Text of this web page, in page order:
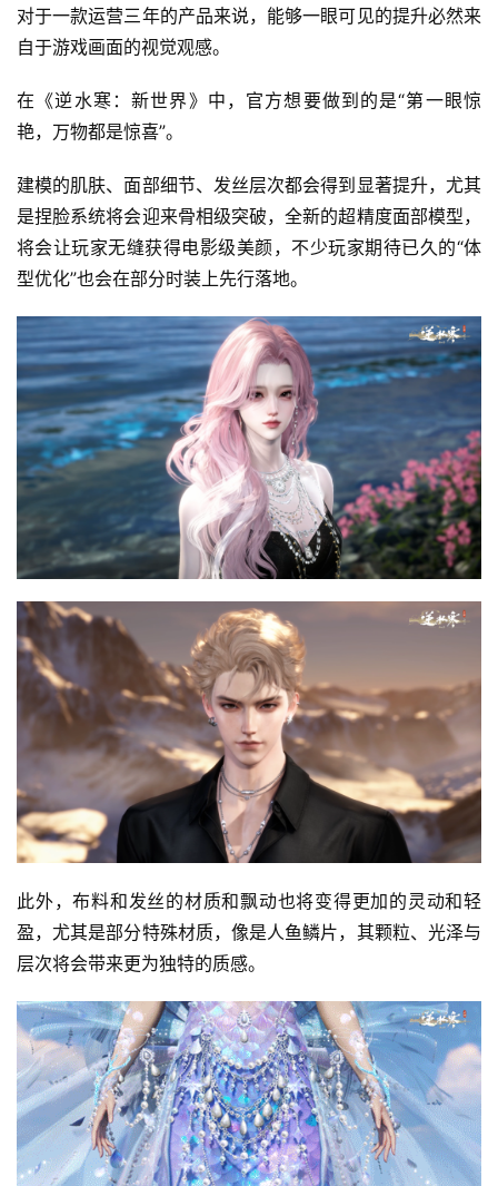
对于一款运营三年的产品来说，能够一眼可见的提升必然来
自于游戏画面的视觉观感。
在《逆水寒：新世界》中，官方想要做到的是“第一眼惊
艳，万物都是惊喜”。
建模的肌肤、面部细节、发丝层次都会得到显著提升，尤其
是捏脸系统将会迎来骨相级突破，全新的超精度面部模型，
将会让玩家无缝获得电影级美颜，不少玩家期待已久的“体
型优化”也会在部分时装上先行落地。
此外，布料和发丝的材质和飘动也将变得更加的灵动和轻
盈，尤其是部分特殊材质，像是人鱼鳞片，其颗粒、光泽与
层次将会带来更为独特的质感。